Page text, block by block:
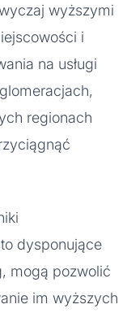
wyższymi
i
na usługi
regionach
dysponujące
mogą pozwolić
im wyższych